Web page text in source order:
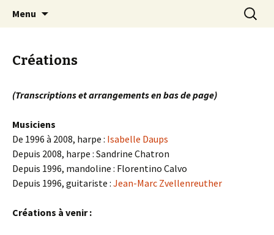
Trio Polycordes
Menu
Créations
(Transcriptions et arrangements en bas de page)
Musiciens
De 1996 à 2008, harpe : Isabelle Daups
Depuis 2008, harpe : Sandrine Chatron
Depuis 1996, mandoline : Florentino Calvo
Depuis 1996, guitariste : Jean-Marc Zvellenreuther
Créations à venir :